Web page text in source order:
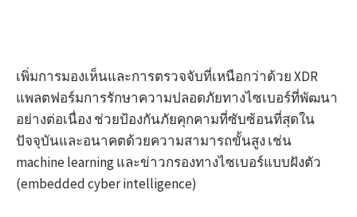
เพิ่มการมองเห็นและการตรวจจับที่เหนือกว่าด้วย XDR
แพลตฟอร์มการรักษาความปลอดภัยทางไซเบอร์ที่พัฒนา
อย่างต่อเนื่อง ช่วยป้องกันภัยคุกคามที่ซับซ้อนที่สุดใน
ปัจจุบันและอนาคตด้วยความสามารถขั้นสูง เช่น
machine learning และข่าวกรองทางไซเบอร์แบบฝังตัว
(embedded cyber intelligence)